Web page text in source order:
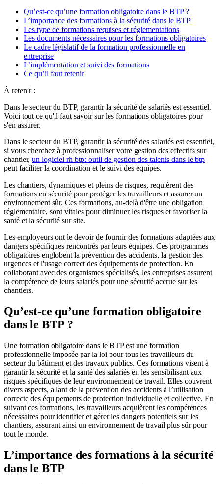
Qu’est-ce qu’une formation obligatoire dans le BTP ?
L’importance des formations à la sécurité dans le BTP
Les type de formations requises et réglementations
Les documents nécessaires pour les formations obligatoires
Le cadre législatif de la formation professionnelle en
entreprise
L’implémentation et suivi des formations
Ce qu’il faut retenir
À retenir :
Dans le secteur du BTP, garantir la sécurité de salariés est essentiel.
Voici tout ce qu'il faut savoir sur les formations obligatoires pour
s'en assurer.
Dans le secteur du BTP, garantir la sécurité des salariés est essentiel,
si vous cherchez à professionnaliser votre gestion des effectifs sur
chantier, un logiciel rh btp: outil de gestion des talents dans le btp
peut faciliter la coordination et le suivi des équipes.
Les chantiers, dynamiques et pleins de risques, requièrent des
formations en sécurité pour protéger les travailleurs et assurer un
environnement sûr. Ces formations, au-delà d'être une obligation
réglementaire, sont vitales pour diminuer les risques et favoriser la
santé et la sécurité sur site.
Les employeurs ont le devoir de fournir des formations adaptées aux
dangers spécifiques rencontrés par leurs équipes. Ces programmes
obligatoires englobent la prévention des accidents, la gestion des
urgences et l'usage correct des équipements de protection. En
collaborant avec des organismes spécialisés, les entreprises assurent
la compétence de leurs salariés pour une sécurité accrue sur les
chantiers.
Qu’est-ce qu’une formation obligatoire
dans le BTP ?
Une formation obligatoire dans le BTP est une formation
professionnelle imposée par la loi pour tous les travailleurs du
secteur du bâtiment et des travaux publics. Ces formations visent à
garantir la sécurité et la santé des salariés en les sensibilisant aux
risques spécifiques de leur environnement de travail. Elles couvrent
divers aspects, allant de la prévention des accidents à l’utilisation
correcte des équipements de protection individuelle et collective. En
suivant ces formations, les travailleurs acquièrent les compétences
nécessaires pour identifier et gérer les dangers potentiels sur les
chantiers, assurant ainsi un environnement de travail plus sûr pour
tout le monde.
L’importance des formations à la sécurité
dans le BTP